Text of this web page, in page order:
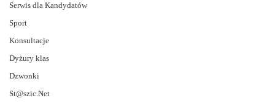
Serwis dla Kandydatów
Sport
Konsultacje
Dyżury klas
Dzwonki
St@szic.Net